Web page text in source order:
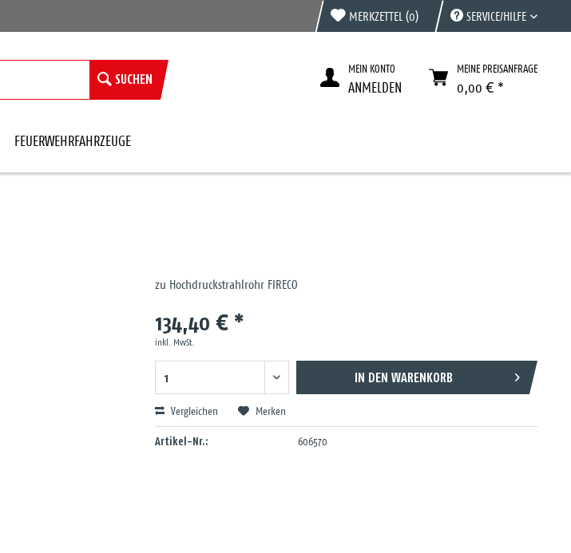
MERKZETTEL (0) SERVICE/HILFE
SUCHEN
MEIN KONTO
ANMELDEN
MEINE PREISANFRAGE
0,00 € *
FEUERWEHRFAHRZEUGE
zu Hochdruckstrahlrohr FIRECO
134,40 € *
inkl. MwSt.
IN DEN WARENKORB
Vergleichen Merken
Artikel-Nr.: 606570